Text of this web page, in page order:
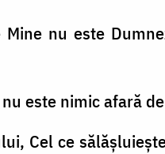
nu este
este nimic afară
Cel ce